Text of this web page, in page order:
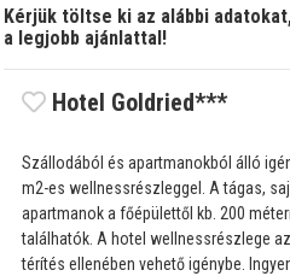
Kérjük töltse ki az alábbi
a legjobb ajánlattal!
Hotel Goldried***
Szállodából és apartmanokból álló
m2-es wellnessrészleggel. A tágas,
apartmanok a főépülettől kb. 200
találhatók. A hotel wellnessrészlege
térítés ellenében vehető igénybe.